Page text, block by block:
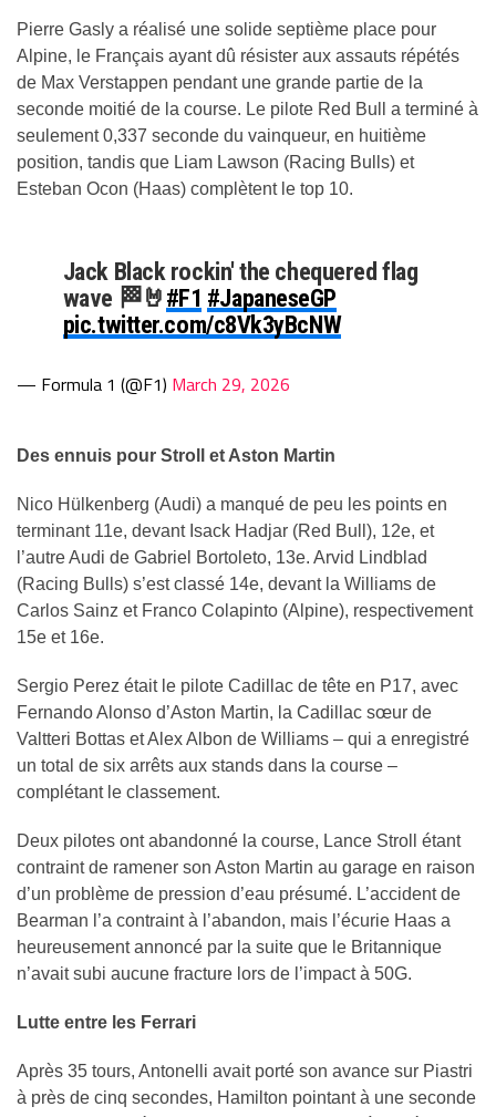
— Formula 1 (@F1)March 29, 2026
Pierre Gasly a réalisé une solide septième place pour
Alpine, le Français ayant dû résister aux assauts répétés
de Max Verstappen pendant une grande partie de la
seconde moitié de la course. Le pilote Red Bull a terminé à
seulement 0,337 seconde du vainqueur, en huitième
position, tandis que Liam Lawson (Racing Bulls) et
Esteban Ocon (Haas) complètent le top 10.
Jack Black rockin' the chequered flag
wave 🏁🤘#F1 #JapaneseGP
pic.twitter.com/c8Vk3yBcNW
— Formula 1 (@F1) March 29, 2026
Des ennuis pour Stroll et Aston Martin
Nico Hülkenberg (Audi) a manqué de peu les points en
terminant 11e, devant Isack Hadjar (Red Bull), 12e, et
l’autre Audi de Gabriel Bortoleto, 13e. Arvid Lindblad
(Racing Bulls) s’est classé 14e, devant la Williams de
Carlos Sainz et Franco Colapinto (Alpine), respectivement
15e et 16e.
Sergio Perez était le pilote Cadillac de tête en P17, avec
Fernando Alonso d’Aston Martin, la Cadillac sœur de
Valtteri Bottas et Alex Albon de Williams – qui a enregistré
un total de six arrêts aux stands dans la course –
complétant le classement.
Deux pilotes ont abandonné la course, Lance Stroll étant
contraint de ramener son Aston Martin au garage en raison
d’un problème de pression d’eau présumé. L’accident de
Bearman l’a contraint à l’abandon, mais l’écurie Haas a
heureusement annoncé par la suite que le Britannique
n’avait subi aucune fracture lors de l’impact à 50G.
Lutte entre les Ferrari
Après 35 tours, Antonelli avait porté son avance sur Piastri
à près de cinq secondes, Hamilton pointant à une seconde